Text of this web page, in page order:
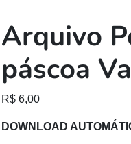
Arquivo
páscoa
R$ 6,00
DOWNLOAD